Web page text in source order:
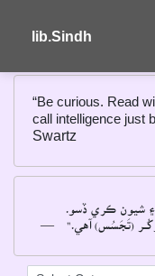
lib.Sindh
“Be curious. Read
call intelligence just
Swartz
۽ شيون ڪري ڏسو۔
(تَجَسُس) آهي۔"